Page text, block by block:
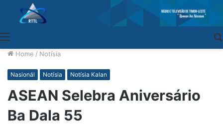
Home / Notísia
Nasionál Notísia Notísia Kalan
ASEAN Selebra Aniversário
Ba Dala 55